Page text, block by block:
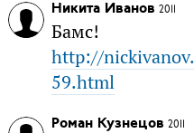
Никита Иванов 2011
Бамс!
http://
59.html
Роман Кузнецов 2011